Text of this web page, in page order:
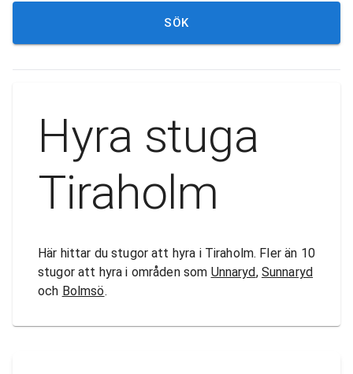
SÖK
Hyra stuga
Tiraholm
Här hittar du stugor att hyra i Tiraholm. Fler än 10
stugor att hyra i områden som Unnaryd, Sunnaryd
och Bolmsö.